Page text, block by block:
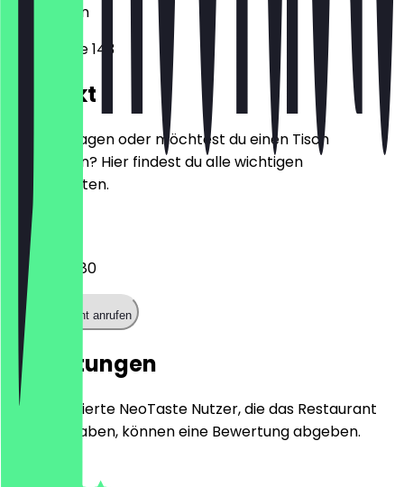
Berlin
Kantstraße 143
Kontakt
Hast du Fragen oder möchtest du einen Tisch
reservieren? Hier findest du alle wichtigen
Kontaktdaten.
Telefon
03031999980
Restaurant anrufen
Bewertungen
Nur registrierte NeoTaste Nutzer, die das Restaurant
besucht haben, können eine Bewertung abgeben.